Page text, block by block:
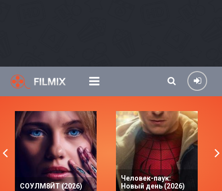
СОУЛМ8ЙТ (2026)
Человек-паук:
Новый день (2026)